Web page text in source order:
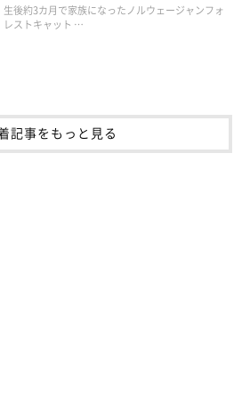
生後約3カ月で家族になったノルウェージャンフォ
レストキャット …
記事をもっと見る